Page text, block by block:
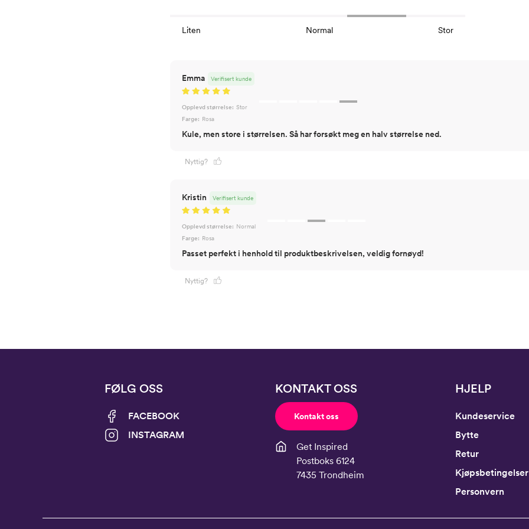
Liten Normal Stor
Emma Verifisert kunde
Opplevd størrelse: Stor
Farge: Rosa
Kule, men store i størrelsen. Så har forsøkt meg en halv størrelse ned.
Nyttig?
Kristin Verifisert kunde
Opplevd størrelse: Normal
Farge: Rosa
Passet perfekt i henhold til produktbeskrivelsen, veldig fornøyd!
Nyttig?
FØLG OSS
FACEBOOK
INSTAGRAM
KONTAKT OSS
Kontakt oss
Get Inspired
Postboks 6124
7435 Trondheim
HJELP
Kundeservice
Bytte
Retur
Kjøpsbetingelser
Personvern